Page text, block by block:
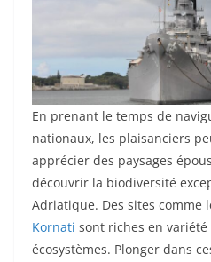
En prenant le temps de
nationaux, les plaisanciers
apprécier des paysages
découvrir la biodiversité
Adriatique. Des sites comme
Kornati sont riches en
écosystèmes. Plonger dans